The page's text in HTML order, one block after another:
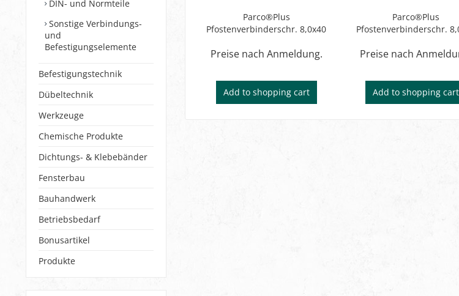
DIN- und Normteile
Sonstige Verbindungs-
und
Befestigungselemente
Befestigungstechnik
Dübeltechnik
Werkzeuge
Chemische Produkte
Dichtungs- & Klebebänder
Fensterbau
Bauhandwerk
Betriebsbedarf
Bonusartikel
Produkte
Parco®Plus
Pfostenverbinderschr. 8,0x40
Preise nach Anmeldung.
Add to shopping cart
Parco®Plus
Pfostenverbinderschr.
Preise nach
Add to shopping cart